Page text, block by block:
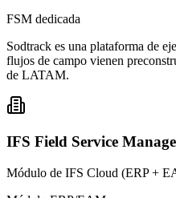
FSM dedicada
Sodtrack es una plataforma de
flujos de campo vienen
de LATAM.
IFS Field Service
Módulo de IFS Cloud (ERP +